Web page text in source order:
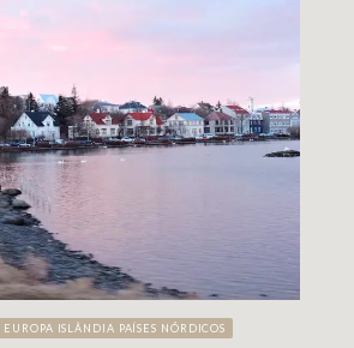
EUROPA ISLÂNDIA PAÍSES NÓRDICOS